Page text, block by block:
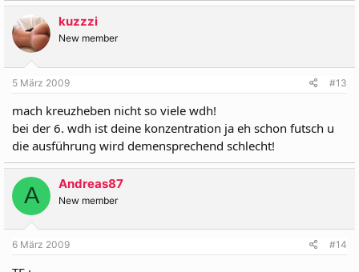
kuzzzi
New member
5 März 2009 #13
mach kreuzheben nicht so viele wdh!
bei der 6. wdh ist deine konzentration ja eh schon futsch u
die ausführung wird demensprechend schlecht!
A Andreas87
New member
6 März 2009 #14